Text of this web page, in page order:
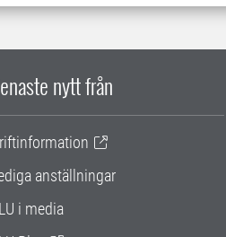
nytt från
anställningar
i media